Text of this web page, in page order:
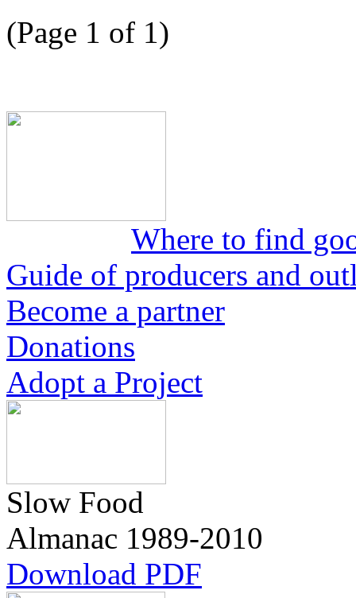
(Page 1 of 1)
Where to find
Guide of producers and
Become a partner
Donations
Adopt a Project
Slow Food
Almanac 1989-2010
Download PDF